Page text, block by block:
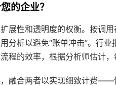
的企业？
展性和透明度的权衡。按调
分析以避免“账单冲击”。行
程的效率，根据分析师估计
融合两者以实现细致计费